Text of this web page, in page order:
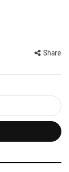
Share